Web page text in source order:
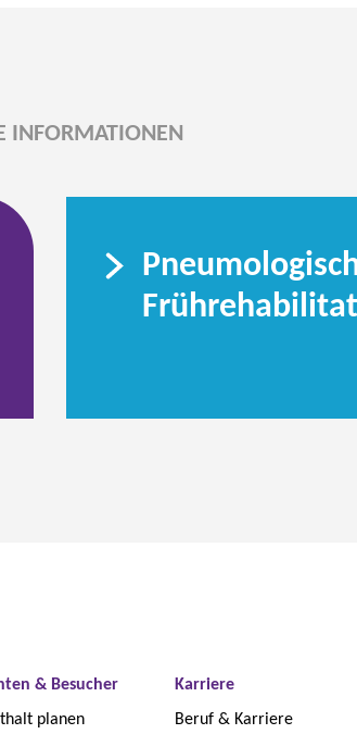
INFORMATIONEN
& Besucher
planen
Karriere
Beruf & Karriere